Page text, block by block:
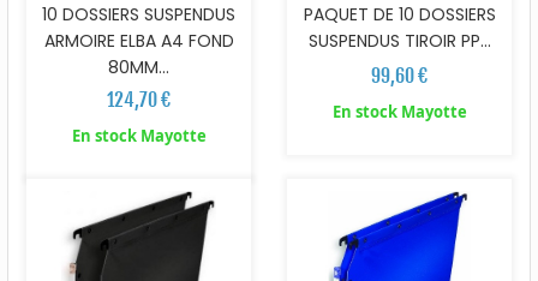
10 DOSSIERS SUSPENDUS
ARMOIRE ELBA A4 FOND
80MM...
124,70 €
En stock Mayotte
PAQUET DE 10 DOSSIERS
SUSPENDUS TIROIR PP...
99,60 €
En stock Mayotte